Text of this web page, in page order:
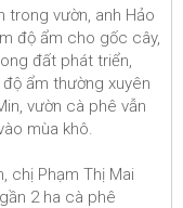
trong vườn, anh Hảo
độ ẩm cho gốc cây,
đất phát triển,
ẩm thường xuyên
vườn cà phê vẫn
mùa khô.
chị Phạm Thị Mai
2 ha cà phê